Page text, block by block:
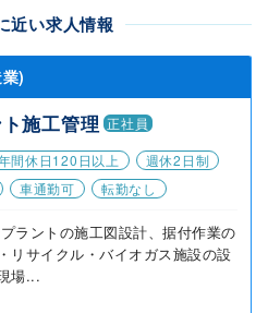
近い求人情報
)
施工管理 正社員
間休日120日以上
週休2日制
車通勤可 転勤なし
ラントの施工図設計、据付作業の
リサイクル・バイオガス施設の設
場...